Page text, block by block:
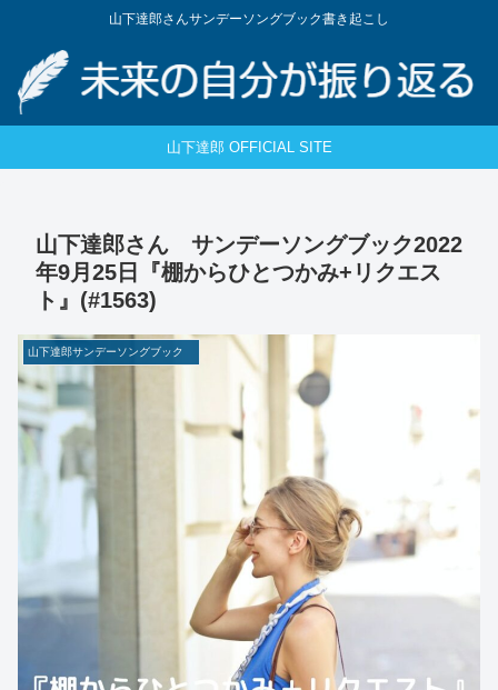
山下達郎さんサンデーソングブック書き起こし
山下達郎 OFFICIAL SITE
山下達郎さん サンデーソングブック2022
年9月25日『棚からひとつかみ+リクエス
ト』(#1563)
山下達郎サンデーソングブック